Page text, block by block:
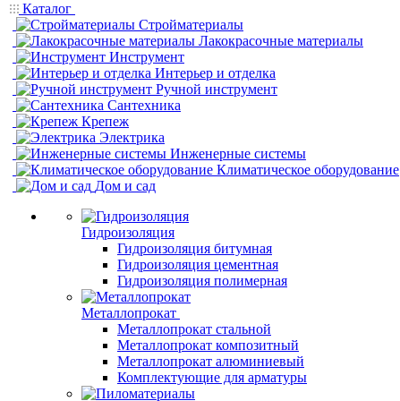
Каталог
Стройматериалы
Лакокрасочные материалы
Инструмент
Интерьер и отделка
Ручной инструмент
Сантехника
Крепеж
Электрика
Инженерные системы
Климатическое оборудование
Дом и сад
Гидроизоляция
Гидроизоляция битумная
Гидроизоляция цементная
Гидроизоляция полимерная
Металлопрокат
Металлопрокат стальной
Металлопрокат композитный
Металлопрокат алюминиевый
Комплектующие для арматуры